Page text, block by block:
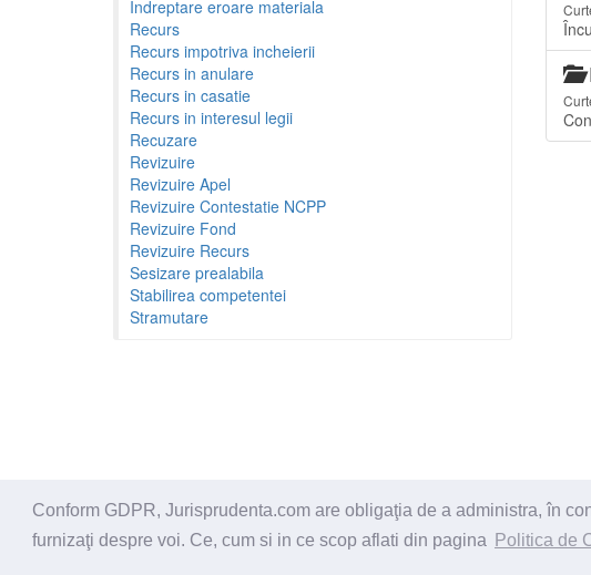
Conform GDPR, Jurisprudenta.com are obligaţia de a administra, în
furnizaţi despre voi. Ce, cum si in ce scop aflati din pagina
Politica de
Indreptare eroare materiala
Recurs
Recurs impotriva incheierii
Recurs in anulare
Recurs in casatie
Recurs in interesul legii
Recuzare
Revizuire
Revizuire Apel
Revizuire Contestatie NCPP
Revizuire Fond
Revizuire Recurs
Sesizare prealabila
Stabilirea competentei
Stramutare
© 2026 - Jurisprudenta.com -Cautare-Termeni si conditii